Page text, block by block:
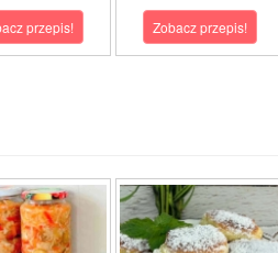
przepis! Zobacz przepis!